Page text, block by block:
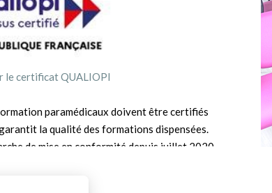
le certificat QUALIOPI
paramédicaux doivent être certifiés
la qualité des formations dispensées.
de mise en conformité depuis juillet 2020.